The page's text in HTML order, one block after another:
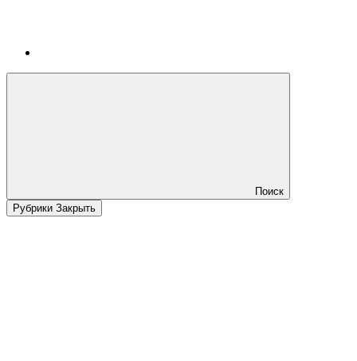
Поиск
Рубрики Закрыть